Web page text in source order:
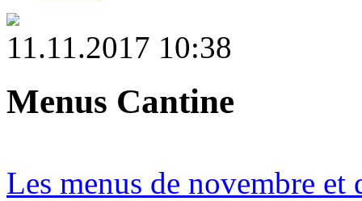
11.11.2017 10:38
Menus Cantine
Les menus de novembre